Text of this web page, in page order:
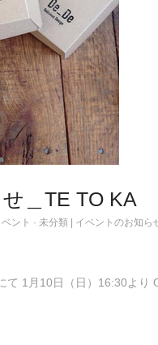
＿TE TO KA
ント · 未分類 イベントのお知ら
て 1月10日（日）16:30より